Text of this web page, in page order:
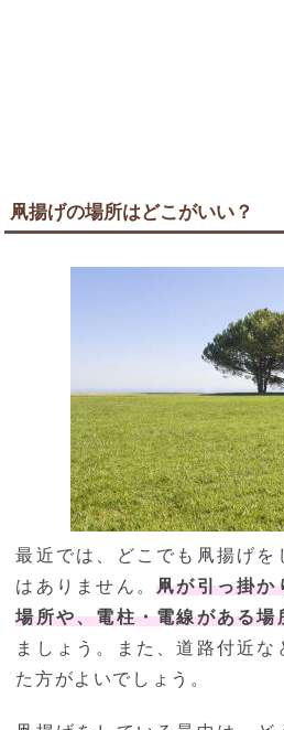
凧揚げの場所はどこがいい？
最近では、どこでも凧揚げを
はありません。凧が引っ掛か
場所や、電柱・電線がある場
ましょう。また、道路付近な
た方がよいでしょう。